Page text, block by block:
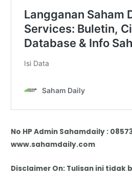
No HP Admin Sahamdaily :
www.sahamdaily.com
Disclaimer On: Tulisan ini tidak